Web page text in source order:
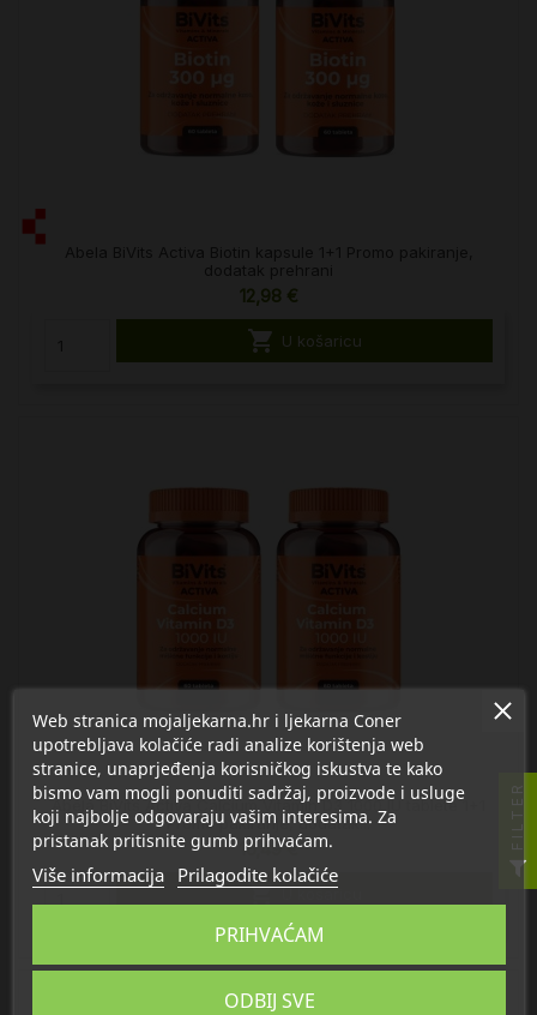
12,98 €
 U košaricu
Abela BiVits Activa Calcium Vitamin D3 1000 IU tablete 1+1
Promo pakiranje, dodatak...
16,49 €
 U košaricu
Web stranica mojaljekarna.hr i ljekarna Coner
upotrebljava kolačiće radi analize korištenja web
stranice, unaprjeđenja korisničkog iskustva te kako
bismo vam mogli ponuditi sadržaj, proizvode i usluge
koji najbolje odgovaraju vašim interesima. Za
pristanak pritisnite gumb prihvaćam.
Više informacija Prilagodite kolačiće
ODBIJ SVE
PRIHVAĆAM
FILTER